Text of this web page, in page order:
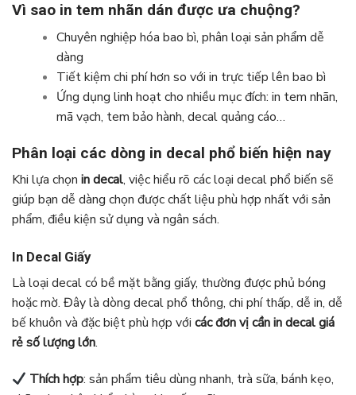
Vì sao in tem nhãn dán được ưa chuộng?
Chuyên nghiệp hóa bao bì, phân loại sản phẩm dễ
dàng
Tiết kiệm chi phí hơn so với in trực tiếp lên bao bì
Ứng dụng linh hoạt cho nhiều mục đích: in tem nhãn,
mã vạch, tem bảo hành, decal quảng cáo…
Phân loại các dòng in decal phổ biến hiện nay
Khi lựa chọn in decal, việc hiểu rõ các loại decal phổ biến sẽ
giúp bạn dễ dàng chọn được chất liệu phù hợp nhất với sản
phẩm, điều kiện sử dụng và ngân sách.
In Decal Giấy
Là loại decal có bề mặt bằng giấy, thường được phủ bóng
hoặc mờ. Đây là dòng decal phổ thông, chi phí thấp, dễ in, dễ
bế khuôn và đặc biệt phù hợp với các đơn vị cần in decal giá
rẻ số lượng lớn.
Thích hợp: sản phẩm tiêu dùng nhanh, trà sữa, bánh kẹo,